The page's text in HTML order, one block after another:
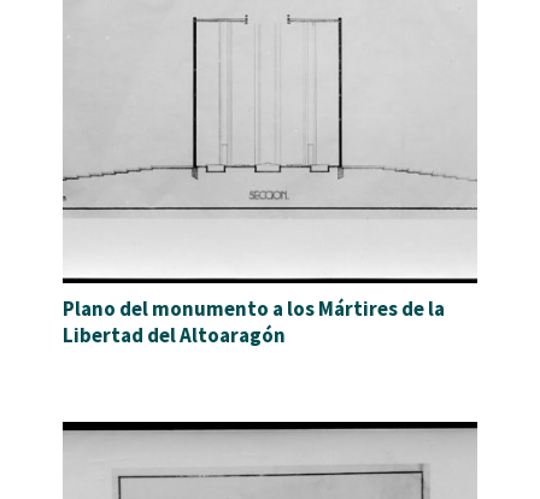
Plano del monumento a los Mártires de la
Libertad del Altoaragón